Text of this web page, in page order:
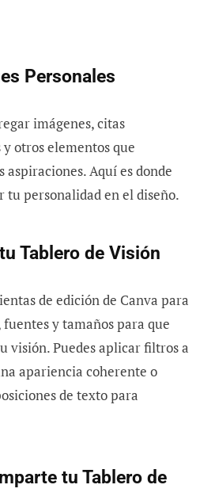
Personales
imágenes, citas
otros elementos que
aspiraciones. Aquí es donde
tu personalidad en el diseño.
Tablero de Visión
de edición de Canva para
y tamaños para que
visión. Puedes aplicar filtros a
apariencia coherente o
de texto para
tu Tablero de